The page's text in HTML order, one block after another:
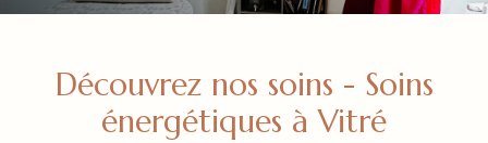
Découvrez nos soins - Soins
énergétiques à Vitré